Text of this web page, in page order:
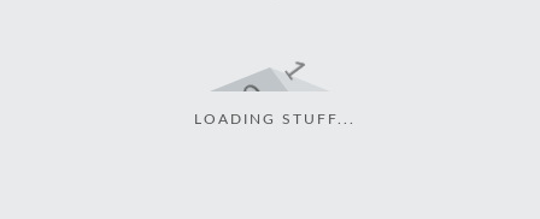
LOADING STUFF...